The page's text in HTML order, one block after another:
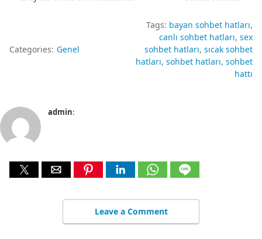
Categories: Genel
Tags: bayan sohbet hatları
canlı sohbet hatları sex
sohbet hatları sıcak sohbet
hatları sohbet hatları sohbet
hattı
admin:
Leave a Comment